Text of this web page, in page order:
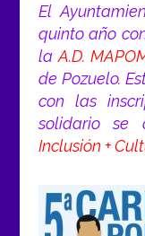
El
quinto año
la A.D.
de Pozuelo.
con las
solidario se
Inclusión +